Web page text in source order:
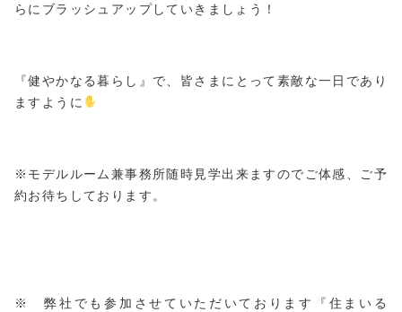
らにブラッシュアップしていきましょう！
『健やかなる暮らし』で、皆さまにとって素敵な一日であり
ますように
※モデルルーム兼事務所随時見学出来ますのでご体感、ご予
約お待ちしております。
※ 弊社でも参加させていただいております『住まいる